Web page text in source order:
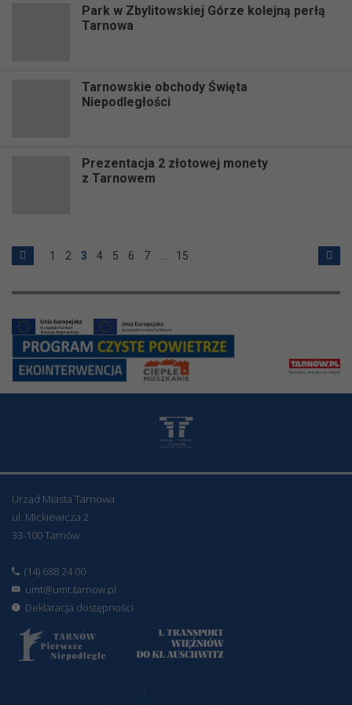
Park w Zbylitowskiej Górze kolejną perłą
Tarnowa
Tarnowskie obchody Święta
Niepodległości
Prezentacja 2 złotowej monety
z Tarnowem
1 2 3 4 5 6 7 15
Urząd Miasta Tarnowa
ul. Mickiewicza 2
33-100 Tarnów
(14) 688 24 00
umt@umt.tarnow.pl
Deklaracja dostępności